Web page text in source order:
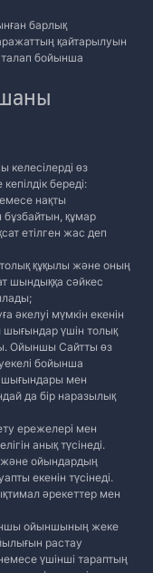
барлық
қайтарылуын
талап бойынша
келесілерді өз
береді:
нақты
құмар
етілген жас деп
құқылы және оның
шындыққа сәйкес
әкелуі мүмкін екенін
шығындар үшін толық
Ойыншы Сайтты өз
бойынша
шығындары мен
да бір наразылық
ережелері мен
анық түсінеді.
және ойындардың
екенін түсінеді.
әрекеттер мен
ойыншының жеке
растау
үшінші тараптың